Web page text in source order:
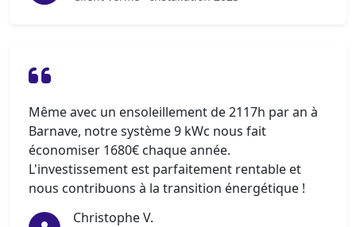
Même avec un ensoleillement de 2117h par an à
Barnave, notre système 9 kWc nous fait
économiser 1680€ chaque année.
L'investissement est parfaitement rentable et
nous contribuons à la transition énergétique !
Christophe V.